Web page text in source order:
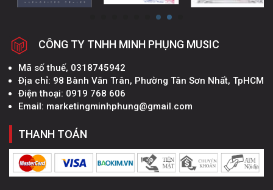
CÔNG TY TNHH MINH PHỤNG MUSIC
Mã số thuế, 0318745942
Địa chỉ: 98 Bành Văn Trân, Phường Tân Sơn Nhất, TpHCM
Điện thoại: 0919 768 606
Email: marketingminhphung@gmail.com
THANH TOÁN